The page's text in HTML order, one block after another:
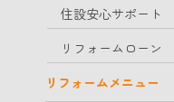
住設安心サポート
リフォームローン
リフォームメニュー